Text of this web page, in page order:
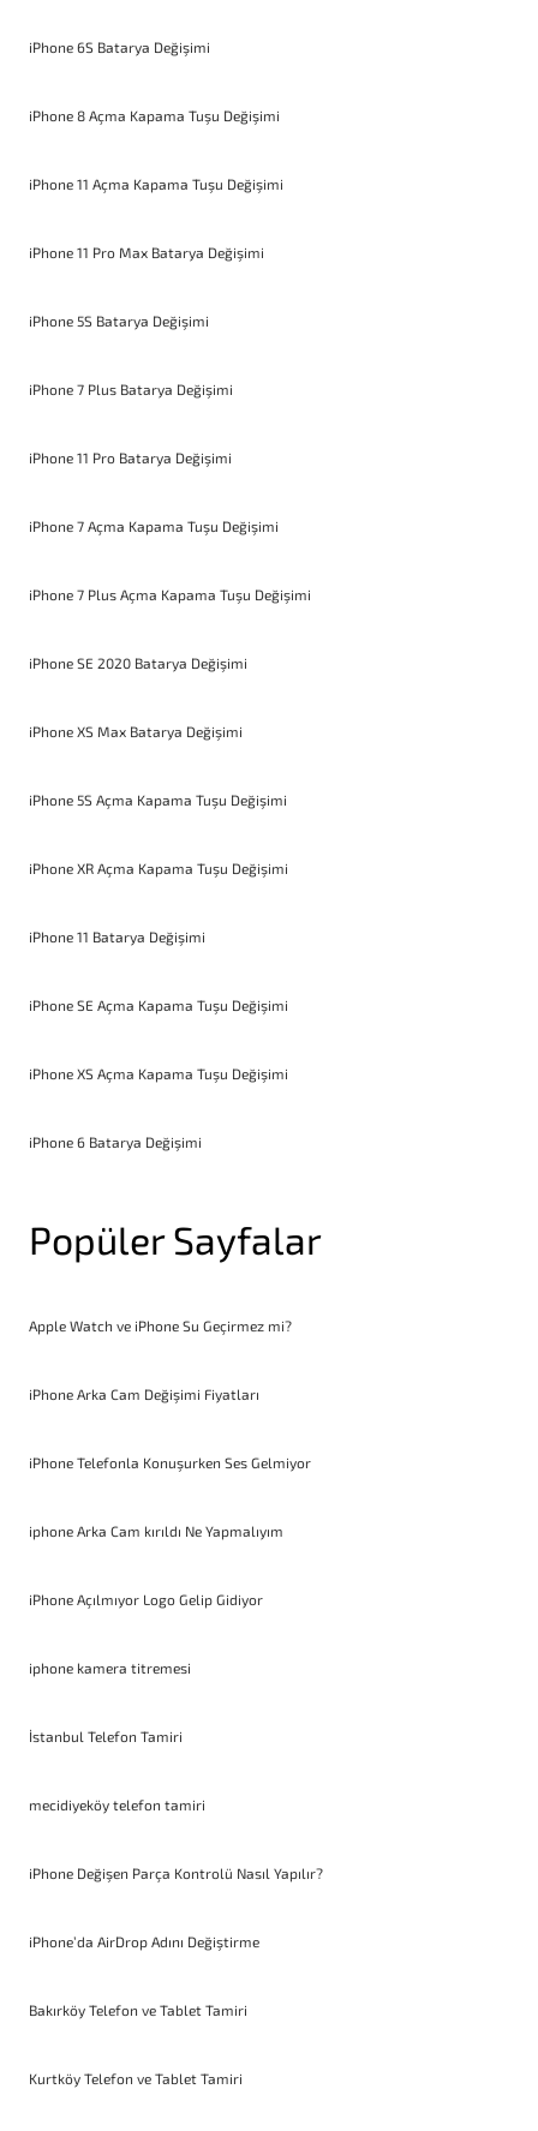
iPhone 6S Batarya Değişimi
iPhone 8 Açma Kapama Tuşu Değişimi
iPhone 11 Açma Kapama Tuşu Değişimi
iPhone 11 Pro Max Batarya Değişimi
iPhone 5S Batarya Değişimi
iPhone 7 Plus Batarya Değişimi
iPhone 11 Pro Batarya Değişimi
iPhone 7 Açma Kapama Tuşu Değişimi
iPhone 7 Plus Açma Kapama Tuşu Değişimi
iPhone SE 2020 Batarya Değişimi
iPhone XS Max Batarya Değişimi
iPhone 5S Açma Kapama Tuşu Değişimi
iPhone XR Açma Kapama Tuşu Değişimi
iPhone 11 Batarya Değişimi
iPhone SE Açma Kapama Tuşu Değişimi
iPhone XS Açma Kapama Tuşu Değişimi
iPhone 6 Batarya Değişimi
Popüler Sayfalar
Apple Watch ve iPhone Su Geçirmez mi?
iPhone Arka Cam Değişimi Fiyatları
iPhone Telefonla Konuşurken Ses Gelmiyor
iphone Arka Cam kırıldı Ne Yapmalıyım
iPhone Açılmıyor Logo Gelip Gidiyor
iphone kamera titremesi
İstanbul Telefon Tamiri
mecidiyeköy telefon tamiri
iPhone Değişen Parça Kontrolü Nasıl Yapılır?
iPhone’da AirDrop Adını Değiştirme
Bakırköy Telefon ve Tablet Tamiri
Kurtköy Telefon ve Tablet Tamiri